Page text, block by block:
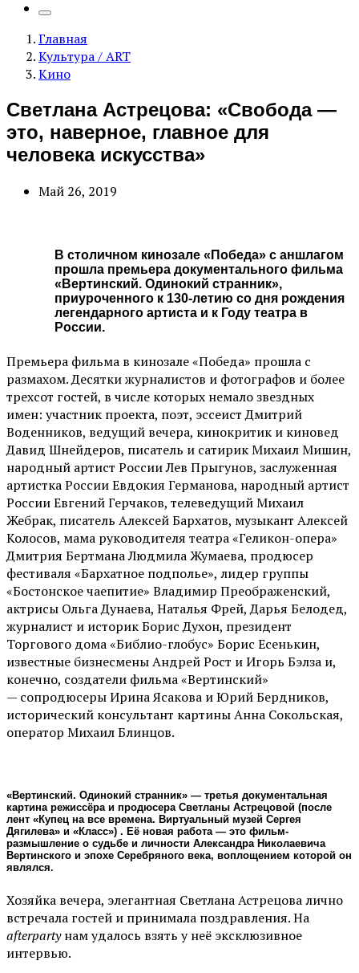
Главная
Культура / ART
Кино
Светлана Астрецова: «Свобода —
это, наверное, главное для
человека искусства»
Май 26, 2019
В столичном кинозале «Победа» с аншлагом
прошла премьера документального фильма
«Вертинский. Одинокий странник»,
приуроченного к 130-летию со дня рождения
легендарного артиста и к Году театра в
России.
Премьера фильма в кинозале «Победа» прошла с
размахом. Десятки журналистов и фотографов и более
трехсот гостей, в числе которых немало звездных
имен: участник проекта, поэт, эссеист Дмитрий
Воденников, ведущий вечера, кинокритик и киновед
Давид Шнейдеров, писатель и сатирик Михаил Мишин,
народный артист России Лев Прыгунов, заслуженная
артистка России Евдокия Германова, народный артист
России Евгений Герчаков, телеведущий Михаил
Жебрак, писатель Алексей Бархатов, музыкант Алексей
Колосов, мама руководителя театра «Геликон-опера»
Дмитрия Бертмана Людмила Жумаева, продюсер
фестиваля «Бархатное подполье», лидер группы
«Бостонское чаепитие» Владимир Преображенский,
актрисы Ольга Дунаева, Наталья Фрей, Дарья Белодед,
журналист и историк Борис Духон, президент
Торгового дома «Библио-глобус» Борис Есенькин,
известные бизнесмены Андрей Рост и Игорь Бэлза и,
конечно, создатели фильма «Вертинский»
— сопродюсеры Ирина Ясакова и Юрий Бердников,
исторический консультант картины Анна Сокольская,
оператор Михаил Блинцов.
«Вертинский. Одинокий странник» — третья документальная
картина режиссёра и продюсера Светланы Астрецовой (после
лент «Купец на все времена. Виртуальный музей Сергея
Дягилева» и «Класс») . Её новая работа — это фильм-
размышление о судьбе и личности Александра Николаевича
Вертинского и эпохе Серебряного века, воплощением которой он
являлся.
Хозяйка вечера, элегантная Светлана Астрецова лично
встречала гостей и принимала поздравления. На
afterpartyнам удалось взять у неё эксклюзивное
интервью.